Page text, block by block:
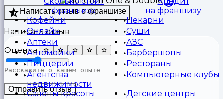
франшиза
на франшизу
Кофейни
Пекарни
Онлайн
Суши
Аптеки
АЗС
Автомойки
Барбершопы
Пиццерии
Рестораны
Агентства
недвижимости
Компьютерные клубы
Салоны красоты
Детские центры
Написать отзыв о франшизе
Написать отзыв
Оценка:
Отправить отзыв